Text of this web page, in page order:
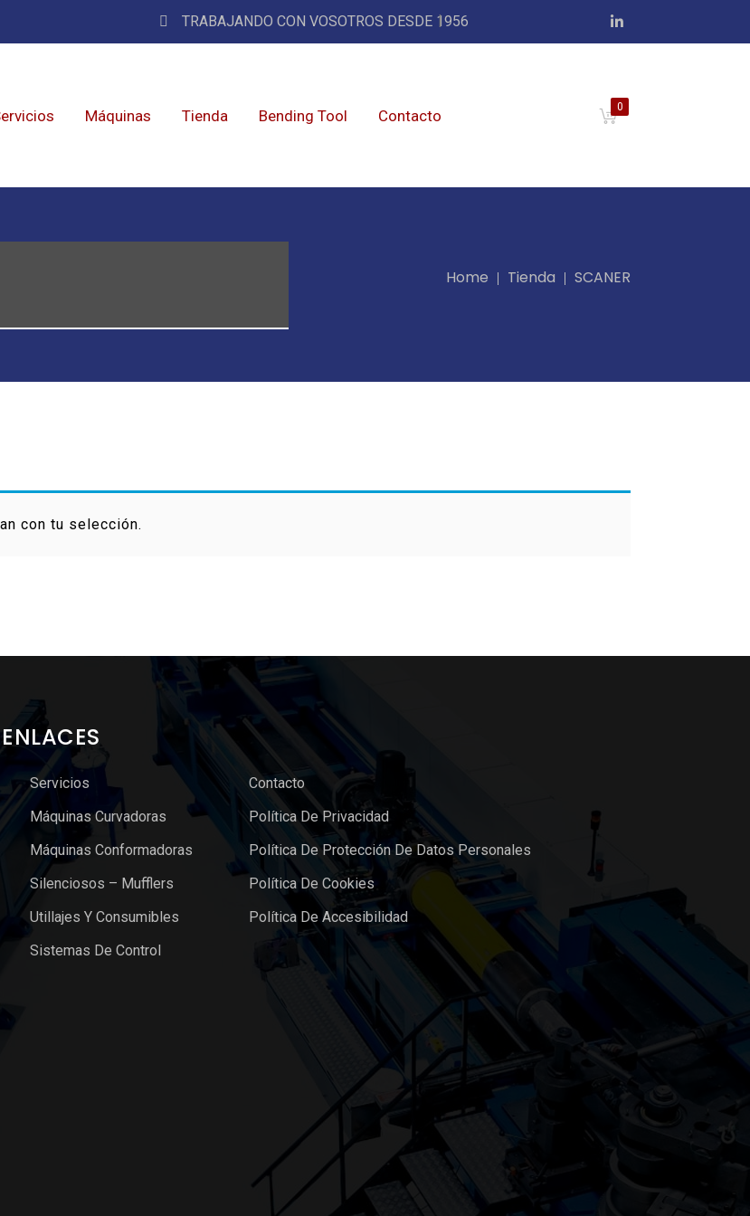
TRABAJANDO CON VOSOTROS DESDE 1956
Máquinas Tienda Bending Tool Contacto 0
Home Tienda SCANER
con tu selección.
ENLACES
Servicios
Máquinas Curvadoras
Máquinas Conformadoras
Silenciosos – Mufflers
Utillajes Y Consumibles
Sistemas De Control
Contacto
Política De Privacidad
Política De Protección De Datos Personales
Política De Cookies
Política De Accesibilidad